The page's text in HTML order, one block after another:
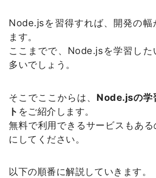
Node.jsを習得すれば、開発の幅
ます。
ここまでで、Node.jsを学習した
多いでしょう。
そこでここからは、 Node.jsの学
ト をご紹介します。
無料で利用できるサービスもあ
にしてください。
以下の順番に解説していきます。